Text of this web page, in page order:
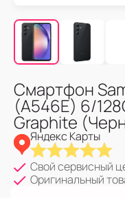
Смартфон
(A546E) 6/
Graphite
Яндекс Карты
Свой сервисный
Оригинальный